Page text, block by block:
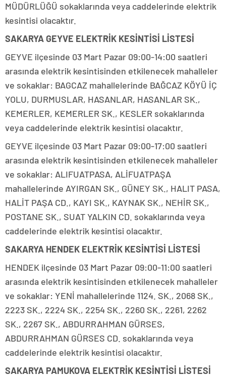
MÜDÜRLÜĞÜ sokaklarında veya caddelerinde elektrik
kesintisi olacaktır.
SAKARYA GEYVE ELEKTRİK KESİNTİSİ LİSTESİ
GEYVE ilçesinde 03 Mart Pazar 09:00-14:00 saatleri
arasında elektrik kesintisinden etkilenecek mahalleler
ve sokaklar: BAGCAZ mahallelerinde BAĞCAZ KÖYÜ İÇ
YOLU, DURMUSLAR, HASANLAR, HASANLAR SK.,
KEMERLER, KEMERLER SK., KESLER sokaklarında
veya caddelerinde elektrik kesintisi olacaktır.
GEYVE ilçesinde 03 Mart Pazar 09:00-17:00 saatleri
arasında elektrik kesintisinden etkilenecek mahalleler
ve sokaklar: ALIFUATPASA, ALİFUATPAŞA
mahallelerinde AYIRGAN SK., GÜNEY SK., HALIT PASA,
HALİT PAŞA CD., KAYI SK., KAYNAK SK., NEHİR SK.,
POSTANE SK., SUAT YALKIN CD. sokaklarında veya
caddelerinde elektrik kesintisi olacaktır.
SAKARYA HENDEK ELEKTRİK KESİNTİSİ LİSTESİ
HENDEK ilçesinde 03 Mart Pazar 09:00-11:00 saatleri
arasında elektrik kesintisinden etkilenecek mahalleler
ve sokaklar: YENİ mahallelerinde 1124. SK., 2068 SK.,
2223 SK., 2224 SK., 2254 SK., 2260 SK., 2261, 2262
SK., 2267 SK., ABDURRAHMAN GÜRSES,
ABDURRAHMAN GÜRSES CD. sokaklarında veya
caddelerinde elektrik kesintisi olacaktır.
SAKARYA PAMUKOVA ELEKTRİK KESİNTİSİ LİSTESİ